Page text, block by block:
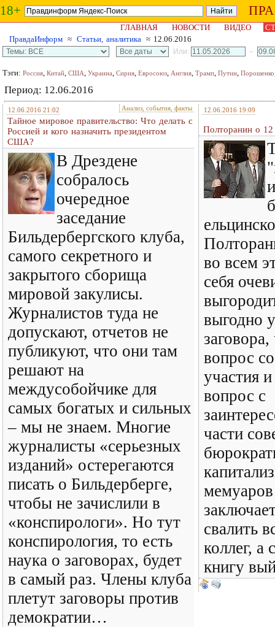
18+
ГЛАВНАЯ НОВОСТИ ВИДЕО
ПравдаИнформ ≈ Статьи, аналитика ≈ 12.06.2016
Или:
–
Тэги: Россия, Китай, США, Украина, Сирия, Евросоюз, Англия, Трамп, Путин, Порошенко
Период: 12.06.2016
12.06.2016 21:02 Анализ, события, факты
Тайное мировое правительство: Что делать с
Россией и кого назначить президентом
США?
В Дрездене
собралось
очередное
заседание
Бильдербергского клуба,
самого секретного и
закрытого сборища
мировой закулисы.
Журналистов туда не
допускают, отчетов не
публикуют, что они там
решают на
междусобойчике для
самых богатых и сильных
– мы не знаем. Многие
журналисты «серьезных
изданий» остерегаются
писать о Бильдерберге,
чтобы не зачислили в
«конспирологи». Но тут
конспирология, то есть
наука о заговорах, будет
в самый раз. Члены клуба
плетут заговоры против
демократии…
12.06.2016 19:09
Полторанин о
во всем
себя
выгодно
вопрос
участия
вопрос с
части
свалить
коллег, а
книгу